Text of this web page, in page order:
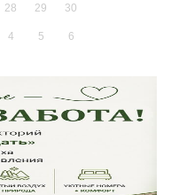
28 29 30
4 5 6